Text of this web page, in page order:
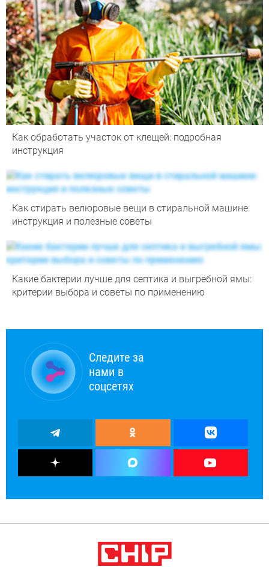
Как обработать участок от клещей: подробная
инструкция
Как стирать велюровые вещи в стиральной машине:
инструкция и полезные советы
Какие бактерии лучше для септика и выгребной ямы:
критерии выбора и советы по применению
Следите за
нами в
соцсетях